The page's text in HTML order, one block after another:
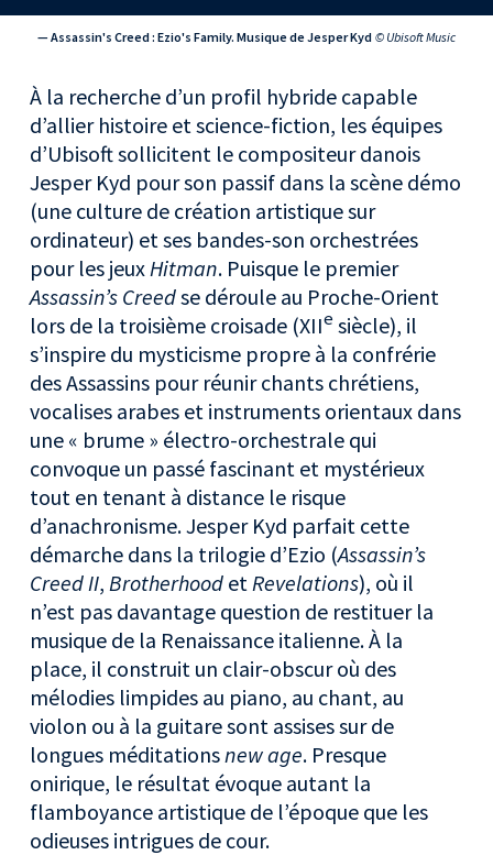
— Assassin's Creed : Ezio's Family. Musique de Jesper Kyd © Ubisoft Music
À la recherche d’un profil hybride capable
d’allier histoire et science-fiction, les équipes
d’Ubisoft sollicitent le compositeur danois
Jesper Kyd pour son passif dans la scène démo
(une culture de création artistique sur
ordinateur) et ses bandes-son orchestrées
pour les jeux Hitman. Puisque le premier
Assassin’s Creedse déroule au Proche-Orient
lors de la troisième croisade (XIIe siècle), il
s’inspire du mysticisme propre à la confrérie
des Assassins pour réunir chants chrétiens,
vocalises arabes et instruments orientaux dans
une « brume » électro-orchestrale qui
convoque un passé fascinant et mystérieux
tout en tenant à distance le risque
d’anachronisme. Jesper Kyd parfait cette
démarche dans la trilogie d’Ezio (Assassin’s
Creed II, Brotherhood et Revelations), où il
n’est pas davantage question de restituer la
musique de la Renaissance italienne. À la
place, il construit un clair-obscur où des
mélodies limpides au piano, au chant, au
violon ou à la guitare sont assises sur de
longues méditations new age. Presque
onirique, le résultat évoque autant la
flamboyance artistique de l’époque que les
odieuses intrigues de cour.